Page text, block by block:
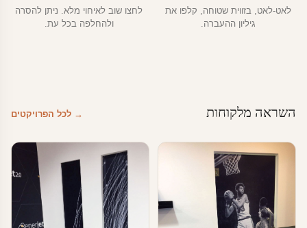
לאט-לאט, בזווית שטוחה, קלפו את
גיליון ההעברה.
לחצו שוב לאיחוי מלא. ניתן להסרה
ולהחלפה בכל עת.
השראה מלקוחות → לכל הפרויקטים